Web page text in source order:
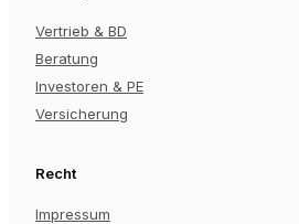
Vertrieb & BD
Beratung
Investoren & PE
Versicherung
Recht
Impressum